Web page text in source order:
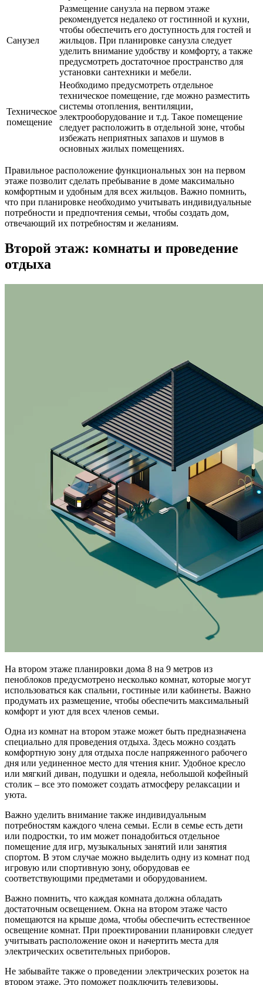
Санузел
Размещение санузла на первом этаже
рекомендуется недалеко от гостинной и кухни,
чтобы обеспечить его доступность для гостей и
жильцов. При планировке санузла следует
уделить внимание удобству и комфорту, а также
предусмотреть достаточное пространство для
установки сантехники и мебели.
Техническое
помещение
Необходимо предусмотреть отдельное
техническое помещение, где можно разместить
системы отопления, вентиляции,
электрооборудование и т.д. Такое помещение
следует расположить в отдельной зоне, чтобы
избежать неприятных запахов и шумов в
основных жилых помещениях.
Правильное расположение функциональных зон на первом
этаже позволит сделать пребывание в доме максимально
комфортным и удобным для всех жильцов. Важно помнить,
что при планировке необходимо учитывать индивидуальные
потребности и предпочтения семьи, чтобы создать дом,
отвечающий их потребностям и желаниям.
Второй этаж: комнаты и проведение
отдыха
На втором этаже планировки дома 8 на 9 метров из
пеноблоков предусмотрено несколько комнат, которые могут
использоваться как спальни, гостиные или кабинеты. Важно
продумать их размещение, чтобы обеспечить максимальный
комфорт и уют для всех членов семьи.
Одна из комнат на втором этаже может быть предназначена
специально для проведения отдыха. Здесь можно создать
комфортную зону для отдыха после напряженного рабочего
дня или уединенное место для чтения книг. Удобное кресло
или мягкий диван, подушки и одеяла, небольшой кофейный
столик – все это поможет создать атмосферу релаксации и
уюта.
Важно уделить внимание также индивидуальным
потребностям каждого члена семьи. Если в семье есть дети
или подростки, то им может понадобиться отдельное
помещение для игр, музыкальных занятий или занятия
спортом. В этом случае можно выделить одну из комнат под
игровую или спортивную зону, оборудовав ее
соответствующими предметами и оборудованием.
Важно помнить, что каждая комната должна обладать
достаточным освещением. Окна на втором этаже часто
помещаются на крыше дома, чтобы обеспечить естественное
освещение комнат. При проектировании планировки следует
учитывать расположение окон и начертить места для
электрических осветительных приборов.
Не забывайте также о проведении электрических розеток на
втором этаже. Это поможет подключить телевизоры,